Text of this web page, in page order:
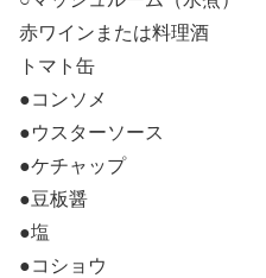
赤ワインまたは料理酒
トマト缶
●コンソメ
●ウスターソース
●ケチャップ
●豆板醤
●塩
●コショウ